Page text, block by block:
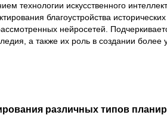
технологии искусственного
благоустройства
нейросетей.
а также их роль в создании более
различных типов